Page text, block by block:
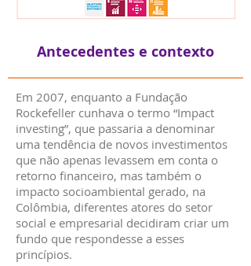
Antecedentes e contexto
Em 2007, enquanto a Fundação
Rockefeller cunhava o termo “Impact
investing”, que passaria a denominar
uma tendência de novos investimentos
que não apenas levassem em conta o
retorno financeiro, mas também o
impacto socioambiental gerado, na
Colômbia, diferentes atores do setor
social e empresarial decidiram criar um
fundo que respondesse a esses
princípios.